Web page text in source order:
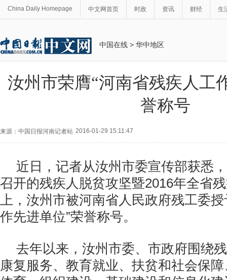
China Daily Homepage 中文网首页 时政 资讯 财经 生
中国在线 > 华中地区
汝州市荣膺“河南省残疾人工
誉称号
来源：中国日报河南记者站 2016-01-29 15:11:47
近日，记者从汝州市委宣传部获悉
召开的残疾人脱贫攻坚暨2016年全省
上，汝州市被河南省人民政府残工委
作先进单位”荣誉称号。
去年以来，汝州市委、市政府围绕
康复服务、教育就业、扶贫和社会保